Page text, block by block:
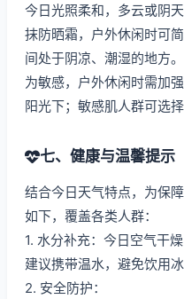
今日光照柔和，多云或阴
抹防晒霜，户外休闲时可
间处于阴凉、潮湿的地方
为敏感，户外休闲时需加
阳光下；敏感肌人群可选
七、健康与温馨提示
结合今日天气特点，为保
如下，覆盖各类人群：
1. 水分补充：今日空气干
建议携带温水，避免饮用冰
2. 安全防护：